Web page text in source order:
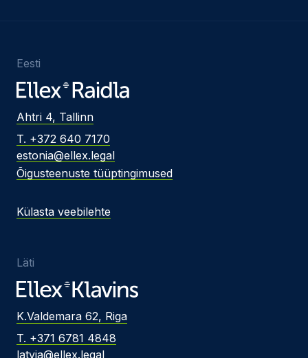
Eesti
Ahtri 4, Tallinn
T. +372 640 7170
estonia@ellex.legal
Õigusteenuste tüüptingimused
Külasta veebilehte
Läti
K.Valdemara 62, Riga
T. +371 6781 4848
latvia@ellex.legal